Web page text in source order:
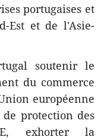
portugaises et
Est et de l'Asie-
soutenir le
du commerce
européenne
protection des
exhorter la